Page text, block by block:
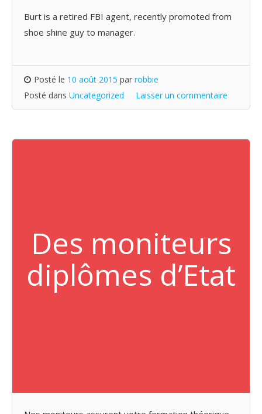
Burt is a retired FBI agent, recently promoted from
shoe shine guy to manager.
Posté le 10 août 2015 par robbie
Posté dans Uncategorized Laisser un commentaire
Des moniteurs
diplômes d’Etat